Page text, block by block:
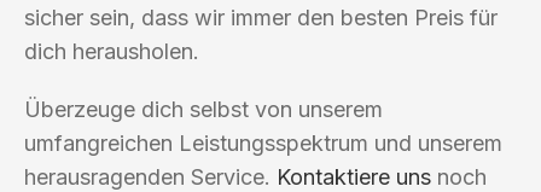
sicher sein, dass wir immer den besten Preis für
dich herausholen.
Überzeuge dich selbst von unserem
umfangreichen Leistungsspektrum und unserem
herausragenden Service. Kontaktiere uns noch